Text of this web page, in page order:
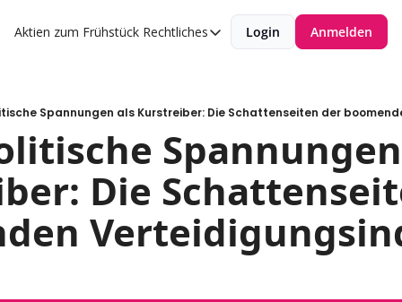
Aktien zum Frühstück Rechtliches
Rechtliches
Impressum
Login Anmelden
Spannungen als Kurstreiber: Die Schattenseiten der
Die